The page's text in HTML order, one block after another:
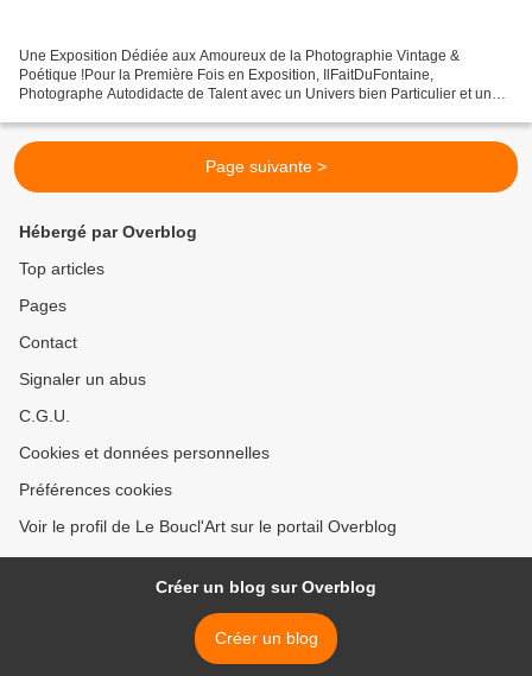
Une Exposition Dédiée aux Amoureux de la Photographie Vintage &
Poétique !Pour la Première Fois en Exposition, IlFaitDuFontaine,
Photographe Autodidacte de Talent avec un Univers bien Particulier et un
Page suivante >
Hébergé par Overblog
Top articles
Pages
Contact
Signaler un abus
C.G.U.
Cookies et données personnelles
Préférences cookies
Voir le profil de Le Boucl'Art sur le portail Overblog
Créer un blog sur Overblog
Créer un blog